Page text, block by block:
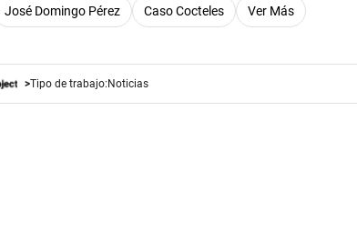
José Domingo Pérez Caso Cocteles Ver Más
Tipo de trabajo:Noticias